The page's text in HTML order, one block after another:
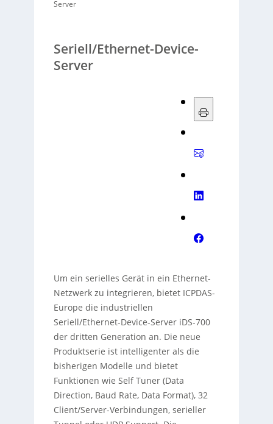
Server
Seriell/Ethernet-Device-
Server
Um ein serielles Gerät in ein Ethernet-
Netzwerk zu integrieren, bietet ICPDAS-
Europe die industriellen
Seriell/Ethernet-Device-Server iDS-700
der dritten Generation an. Die neue
Produktserie ist intelligenter als die
bisherigen Modelle und bietet
Funktionen wie Self Tuner (Data
Direction, Baud Rate, Data Format), 32
Client/Server-Verbindungen, serieller